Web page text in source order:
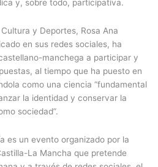
y, sobre todo, participativa.
y Deportes, Rosa Ana
en sus redes sociales, ha
manchega a participar y
al tiempo que ha puesto en
como una ciencia “fundamental
la identidad y conservar la
sociedad”.
es un evento organizado por la
La Mancha que pretende